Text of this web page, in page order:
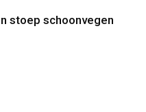
stoep schoonvegen